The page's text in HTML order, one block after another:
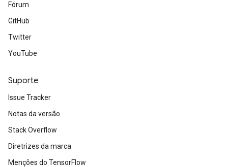
Fórum
GitHub
Twitter
YouTube
Suporte
Issue Tracker
Notas da versão
Stack Overflow
Diretrizes da marca
Menções do TensorFlow